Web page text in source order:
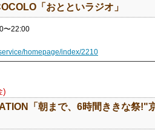
「おとといラジオ」
〜22:00
homepage/index/2210
)
「朝まで、6時間ききな祭!"